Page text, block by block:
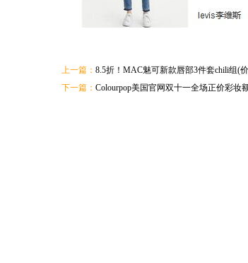
上一篇： 8.5折！MAC魅可新款唇部3件套chili组(
下一篇： Colourpop美国官网双十一全场正价彩妆